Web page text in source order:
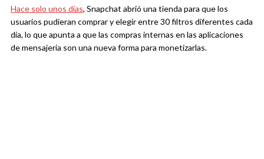
Hace solo unos días, Snapchat abrió una tienda para que los
usuarios pudieran comprar y elegir entre 30 filtros diferentes cada
día, lo que apunta a que las compras internas en las aplicaciones
de mensajería son una nueva forma para monetizarlas.